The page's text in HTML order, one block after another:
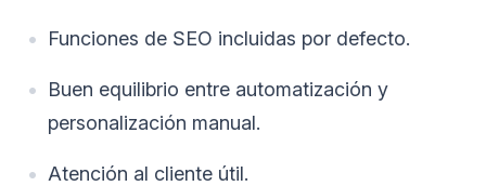
Funciones de SEO incluidas por defecto.
Buen equilibrio entre automatización y
personalización manual.
Atención al cliente útil.